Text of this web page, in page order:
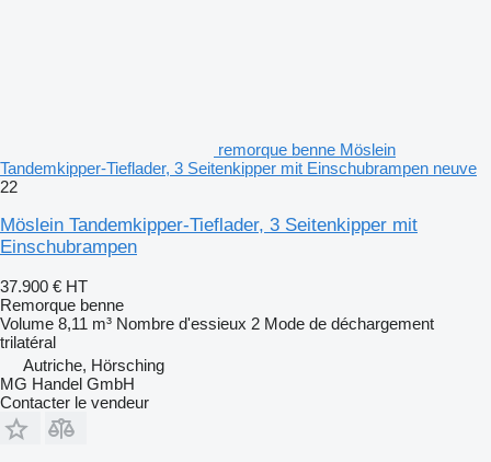
remorque benne Möslein
Tandemkipper-Tieflader, 3 Seitenkipper mit Einschubrampen neuve
22
Möslein Tandemkipper-Tieflader, 3 Seitenkipper mit
Einschubrampen
37.900 € HT
Remorque benne
Volume 8,11 m³ Nombre d'essieux 2 Mode de déchargement
trilatéral
Autriche, Hörsching
MG Handel GmbH
Contacter le vendeur